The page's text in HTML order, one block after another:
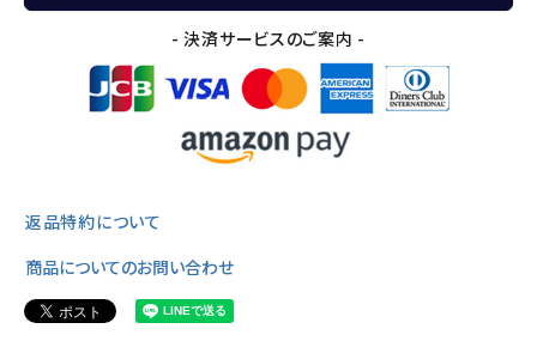
- 決済サービスのご案内 -
返品特約について
商品についてのお問い合わせ